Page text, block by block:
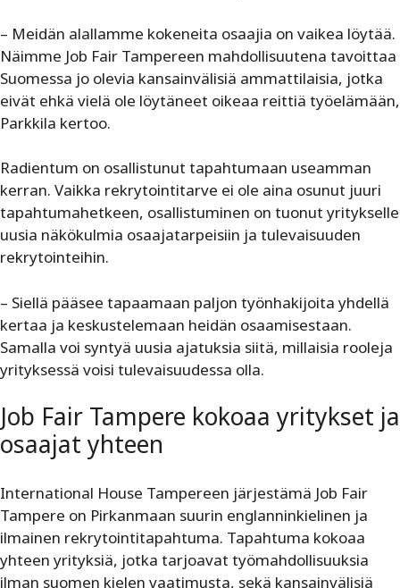
– Meidän alallamme kokeneita osaajia on vaikea löytää.
Näimme Job Fair Tampereen mahdollisuutena tavoittaa
Suomessa jo olevia kansainvälisiä ammattilaisia, jotka
eivät ehkä vielä ole löytäneet oikeaa reittiä työelämään,
Parkkila kertoo.
Radientum on osallistunut tapahtumaan useamman
kerran. Vaikka rekrytointitarve ei ole aina osunut juuri
tapahtumahetkeen, osallistuminen on tuonut yritykselle
uusia näkökulmia osaajatarpeisiin ja tulevaisuuden
rekrytointeihin.
– Siellä pääsee tapaamaan paljon työnhakijoita yhdellä
kertaa ja keskustelemaan heidän osaamisestaan.
Samalla voi syntyä uusia ajatuksia siitä, millaisia rooleja
yrityksessä voisi tulevaisuudessa olla.
Job Fair Tampere kokoaa yritykset ja
osaajat yhteen
International House Tampereen järjestämä Job Fair
Tampere on Pirkanmaan suurin englanninkielinen ja
ilmainen rekrytointitapahtuma. Tapahtuma kokoaa
yhteen yrityksiä, jotka tarjoavat työmahdollisuuksia
ilman suomen kielen vaatimusta, sekä kansainvälisiä